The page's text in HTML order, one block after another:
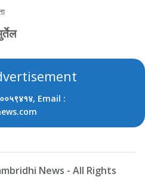
, Email :
News - All Rights